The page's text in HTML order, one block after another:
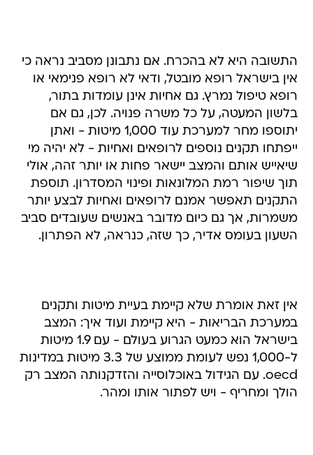
התשובה היא לא בהכרח. אם נתבונן מסביב נראה כי
אין בישראל רופא מובטל, ודאי לא רופא פנימאי או
רופא טיפול נמרץ. גם אחיות אינן עומדות בתור,
בלשון המעטה, על כל משרה פנויה. לכן, גם אם
יתוספו מחר למערכת עוד 1,000 מיטות - ואתן
ייפתחו תקנים נוספים לרופאים ואחיות - לא יהיה מי
שיאייש אותם והמצב יישאר פחות או יותר זהה, אולי
תוך שיפור רמת המלונאות ופינוי המסדרון. תוספת
התקנים תאפשר אמנם לרופאים ואחיות לבצע יותר
משמרות, אך גם כיום מדובר באנשים שעובדים סביב
השעון בעומס אדיר, כך שזה, כנראה, לא הפתרון.
אין זאת אומרת שלא קיימת בעיית מיטות ותקנים
במערכת הבריאות - היא קיימת ועוד איך: המצב
בישראל הוא כמעט הגרוע בעולם - עם 1.9 מיטות
ל-1,000 נפש לעומת ממוצע של 3.3 מיטות במדינות
oecd. עם הגידול באוכלוסייה והזדקנותה המצב רק
הולך ומחריף - ויש לפתור אותו ומהר.